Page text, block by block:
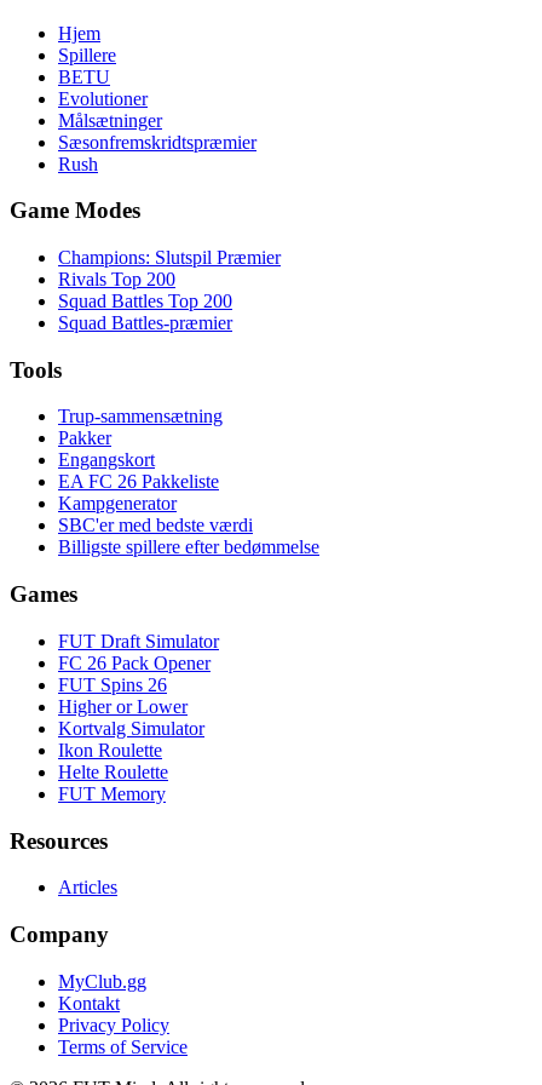
Hjem
Spillere
BETU
Evolutioner
Målsætninger
Sæsonfremskridtspræmier
Rush
Game Modes
Champions: Slutspil Præmier
Rivals Top 200
Squad Battles Top 200
Squad Battles-præmier
Tools
Trup-sammensætning
Pakker
Engangskort
EA FC 26 Pakkeliste
Kampgenerator
SBC'er med bedste værdi
Billigste spillere efter bedømmelse
Games
FUT Draft Simulator
FC 26 Pack Opener
FUT Spins 26
Higher or Lower
Kortvalg Simulator
Ikon Roulette
Helte Roulette
FUT Memory
Resources
Articles
Company
MyClub.gg
Kontakt
Privacy Policy
Terms of Service